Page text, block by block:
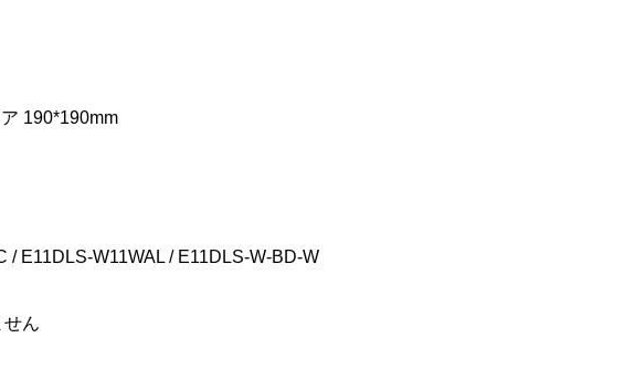
190*190mm
E11DLS-W11WAL / E11DLS-W-BD-W
せん